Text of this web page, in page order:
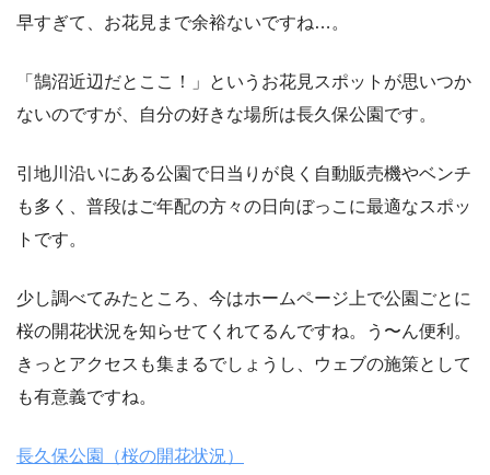
早すぎて、お花見まで余裕ないですね…。
「鵠沼近辺だとここ！」というお花見スポットが思いつか
ないのですが、自分の好きな場所は長久保公園です。
引地川沿いにある公園で日当りが良く自動販売機やベンチ
も多く、普段はご年配の方々の日向ぼっこに最適なスポッ
トです。
少し調べてみたところ、今はホームページ上で公園ごとに
桜の開花状況を知らせてくれてるんですね。う〜ん便利。
きっとアクセスも集まるでしょうし、ウェブの施策として
も有意義ですね。
長久保公園（桜の開花状況）